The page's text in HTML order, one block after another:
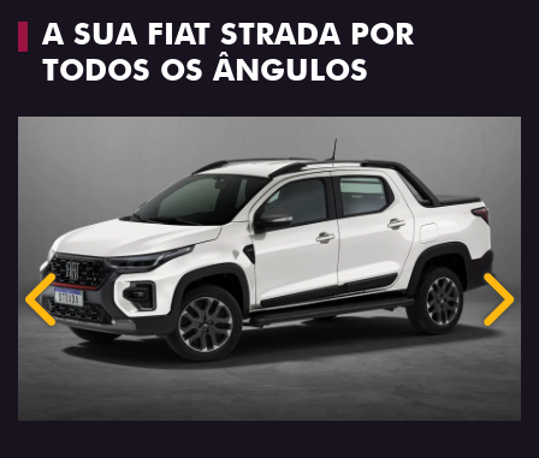
A SUA FIAT STRADA POR
TODOS OS ÂNGULOS
Anterior